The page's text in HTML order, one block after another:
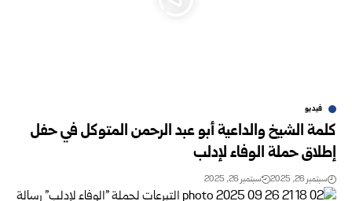
فيديو
كلمة الشيخ والداعية أبو عبد الرحمن المتوكل في حفل
إطلاق حملة الوفاء لإدلب
سبتمبر 26, 2025 سبتمبر 26, 2025